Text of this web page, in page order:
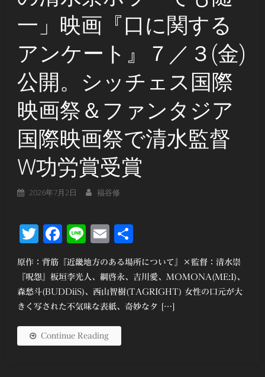
一」映画『口に関する
アンケート』７／３(金)
公開。シッチェス国際
映画祭＆ファンタジア
国際映画祭で清水監督
W功労賞受賞
2026年7月2日 福谷修
Twitter
Facebook
LineEmail
原作：背筋『近畿地方のある場所について』×監督：清水崇
『呪怨』板垣李光人、綱啓永、吉川愛、MOMONA(ME:I)、
森愁斗(BUDDiiS)、西山智樹(TAGRIGHT) 女性の口元が大
きく写された不気味な表紙、奇妙なタ […]
Continue Reading